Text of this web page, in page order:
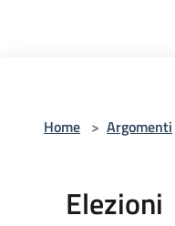
Home > Argomenti
Elezioni